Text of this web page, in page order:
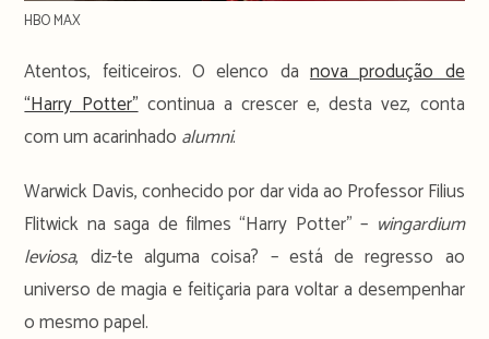
HBO MAX
Atentos, feiticeiros. O elenco da nova produção de
“Harry Potter”continua a crescer e, desta vez, conta
com um acarinhado alumni.
Warwick Davis, conhecido por dar vida ao Professor Filius
Flitwick na saga de filmes “Harry Potter” – wingardium
leviosa, diz-te alguma coisa? – está de regresso ao
universo de magia e feitiçaria para voltar a desempenhar
o mesmo papel.